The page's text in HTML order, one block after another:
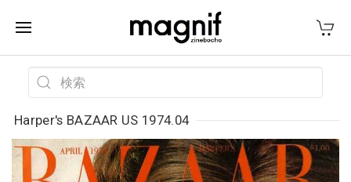
Harper's BAZAAR US 1974.04